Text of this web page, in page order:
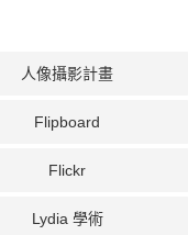
人像攝影計畫
Flipboard
Flickr
Lydia 學術